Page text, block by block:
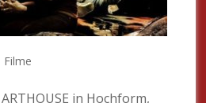
Filme
in Hochform,